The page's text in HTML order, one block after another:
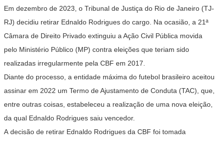
Em dezembro de 2023, o Tribunal de Justiça do Rio de Janeiro (TJ-
RJ) decidiu retirar Ednaldo Rodrigues do cargo . Na ocasião, a 21ª
Câmara de Direito Privado extinguiu a Ação Civil Pública movida
pelo Ministério Público (MP) contra eleições que teriam sido
realizadas irregularmente pela CBF em 2017.
Diante do processo, a entidade máxima do futebol brasileiro aceitou
assinar em 2022 um Termo de Ajustamento de Conduta (TAC), que,
entre outras coisas, estabeleceu a realização de uma nova eleição,
da qual Ednaldo Rodrigues saiu vencedor.
A decisão de retirar Ednaldo Rodrigues da CBF foi tomada